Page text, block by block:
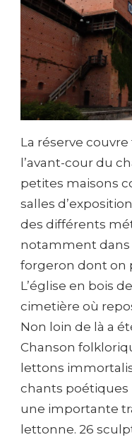
La réserve
l’avant-cour du
petites maisons
salles
des différents
notamment dans
forgeron dont on
L’église en bois
cimetière où
Non loin de là a
Chanson
lettons
chants
une importante
lettonne. 26